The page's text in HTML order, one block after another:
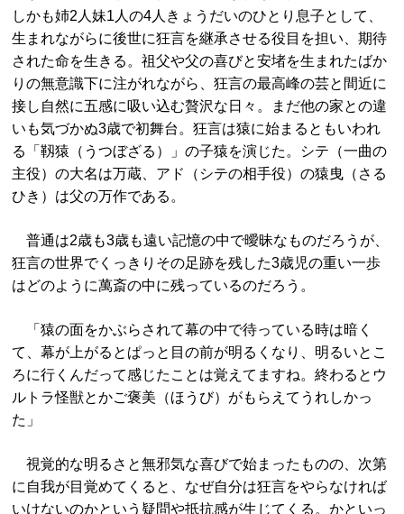
しかも姉2人妹1人の4人きょうだいのひとり息子として、
生まれながらに後世に狂言を継承させる役目を担い、期待
された命を生きる。祖父や父の喜びと安堵を生まれたばか
りの無意識下に注がれながら、狂言の最高峰の芸と間近に
接し自然に五感に吸い込む贅沢な日々。まだ他の家との違
いも気づかぬ3歳で初舞台。狂言は猿に始まるともいわれ
る「靱猿（うつぼざる）」の子猿を演じた。シテ（一曲の
主役）の大名は万蔵、アド（シテの相手役）の猿曳（さる
ひき）は父の万作である。
普通は2歳も3歳も遠い記憶の中で曖昧なものだろうが、
狂言の世界でくっきりその足跡を残した3歳児の重い一歩
はどのように萬斎の中に残っているのだろう。
「猿の面をかぶらされて幕の中で待っている時は暗く
て、幕が上がるとぱっと目の前が明るくなり、明るいとこ
ろに行くんだって感じたことは覚えてますね。終わるとウ
ルトラ怪獣とかご褒美（ほうび）がもらえてうれしかっ
た」
視覚的な明るさと無邪気な喜びで始まったものの、次第
に自我が目覚めてくると、なぜ自分は狂言をやらなければ
いけないのかという疑問や抵抗感が生じてくる。かといっ